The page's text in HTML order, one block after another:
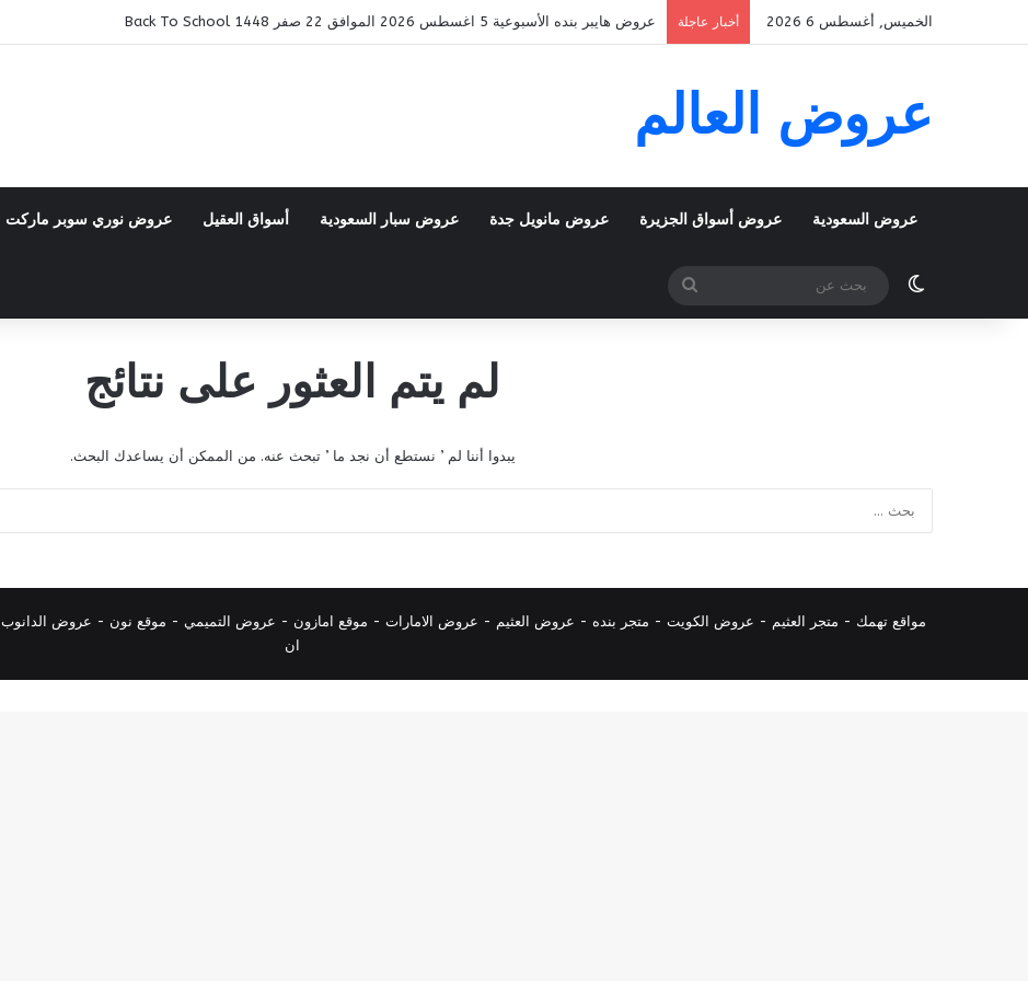
الخميس, أغسطس 6 2026 أخبار عاجلة عروض هايبر بنده الأسبوعية 5 اغسطس 2026 الموافق 22 صفر 1448 Back To School
عروض العالم
عروض السعودية عروض أسواق الجزيرة عروض مانويل جدة عروض سبار السعودية أسواق العقيل عروض نوري سوبر ماركت
الوضع المظلم
بحث
عن
لم يتم العثور على نتائج
يبدوا أننا لم ’ نستطع أن نجد ما ’ تبحث عنه. من الممكن أن يساعدك البحث.
مواقع تهمك - متجر العثيم - عروض الكويت - متجر بنده - عروض العثيم - عروض الامارات - موقع امازون - عروض التميمي - موقع نون - عروض الدانوب
ان